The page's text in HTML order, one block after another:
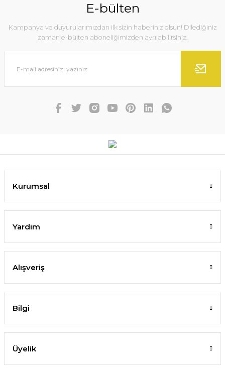
E-bülten
Kampanya ve duyurularımızdan ilk sizin haberiniz olsun! Dilediğiniz
zaman e-bülten aboneliğimizden ayrılabilirsiniz.
Kurumsal
Yardım
Alışveriş
Bilgi
Üyelik